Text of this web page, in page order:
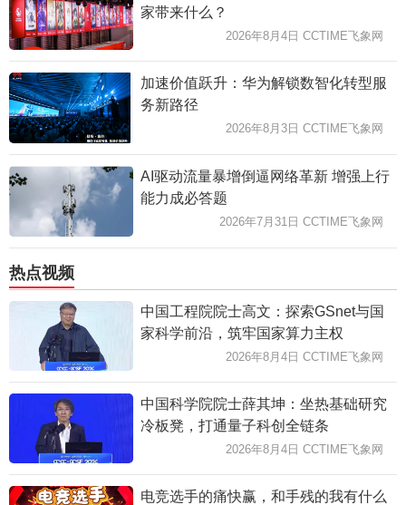
家带来什么？
2026年8月4日 CCTIME飞象网
加速价值跃升：华为解锁数智化转型服
务新路径
2026年8月3日 CCTIME飞象网
AI驱动流量暴增倒逼网络革新 增强上行
能力成必答题
2026年7月31日 CCTIME飞象网
热点视频
中国工程院院士高文：探索GSnet与国
家科学前沿，筑牢国家算力主权
2026年8月4日 CCTIME飞象网
中国科学院院士薛其坤：坐热基础研究
冷板凳，打通量子科创全链条
2026年8月4日 CCTIME飞象网
电竞选手的痛快赢，和手残的我有什么